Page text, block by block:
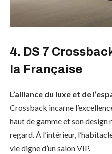
4. DS 7
la Française
L’alliance du luxe et de
Crossback incarne
haut de gamme et son
regard. À l’intérieur,
vie digne d’un salon VIP.